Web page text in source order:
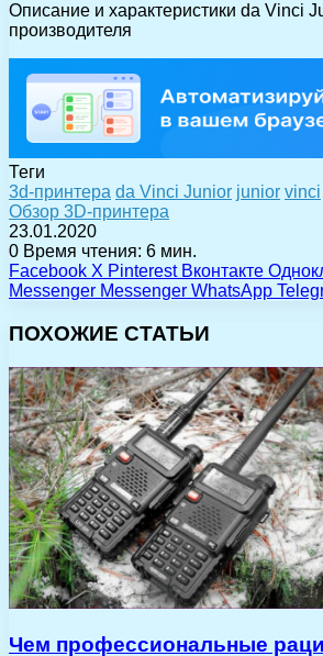
Описание и характеристики da Vinci
производителя
Теги
3d-принтера da Vinci Junior junior vinci
Обзор 3D-принтера
23.01.2020
0 Время чтения: 6 мин.
Facebook X Pinterest Вконтакте
Messenger Messenger WhatsApp
ПОХОЖИЕ СТАТЬИ
Чем профессиональные